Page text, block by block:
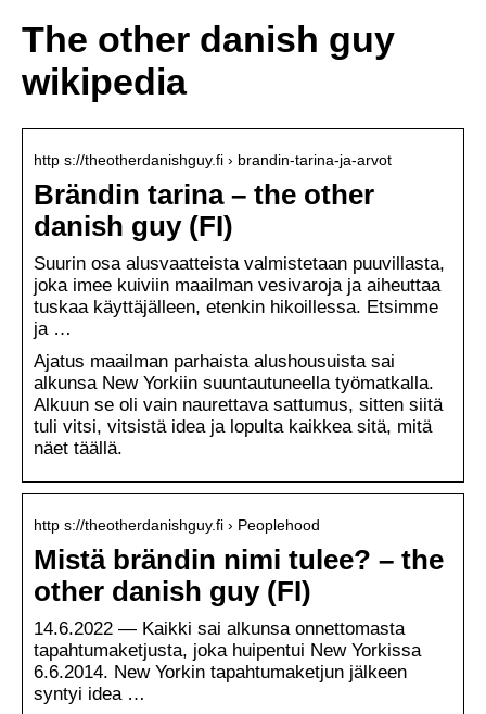
The other danish guy
wikipedia
http s://theotherdanishguy.fi › brandin-tarina-ja-arvot
Brändin tarina – the other
danish guy (FI)
Suurin osa alusvaatteista valmistetaan puuvillasta,
joka imee kuiviin maailman vesivaroja ja aiheuttaa
tuskaa käyttäjälleen, etenkin hikoillessa. Etsimme
ja …
Ajatus maailman parhaista alushousuista sai
alkunsa New Yorkiin suuntautuneella työmatkalla.
Alkuun se oli vain naurettava sattumus, sitten siitä
tuli vitsi, vitsistä idea ja lopulta kaikkea sitä, mitä
näet täällä.
http s://theotherdanishguy.fi › Peoplehood
Mistä brändin nimi tulee? – the
other danish guy (FI)
14.6.2022 — Kaikki sai alkunsa onnettomasta
tapahtumaketjusta, joka huipentui New Yorkissa
6.6.2014. New Yorkin tapahtumaketjun jälkeen
syntyi idea …